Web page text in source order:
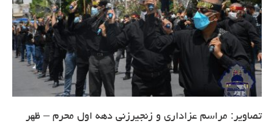
تصاویر: مراسم عزاداری و زنجیرزنی دهه اول محرم – ظهر